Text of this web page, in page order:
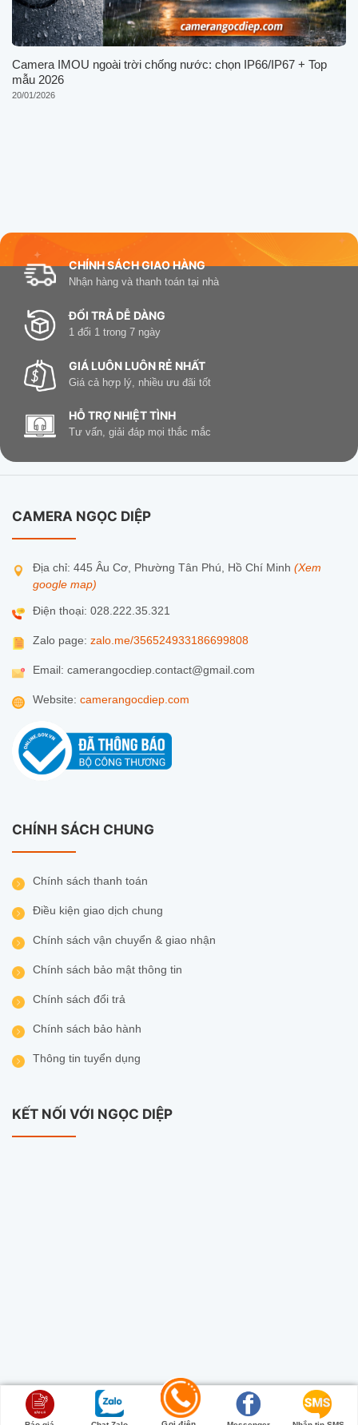
Camera IMOU ngoài trời chống nước: chọn IP66/IP67 + Top
mẫu 2026
20/01/2026
CHÍNH SÁCH GIAO HÀNG
Nhận hàng và thanh toán tại nhà
ĐỔI TRẢ DỄ DÀNG
1 đổi 1 trong 7 ngày
GIÁ LUÔN LUÔN RẺ NHẤT
Giá cả hợp lý, nhiều ưu đãi tốt
HỖ TRỢ NHIỆT TÌNH
Tư vấn, giải đáp mọi thắc mắc
CAMERA NGỌC DIỆP
Địa chỉ: 445 Âu Cơ, Phường Tân Phú, Hồ Chí Minh (Xem
google map)
Điện thoại: 028.222.35.321
Zalo page: zalo.me/356524933186699808
Email: camerangocdiep.contact@gmail.com
Website: camerangocdiep.com
CHÍNH SÁCH CHUNG
Chính sách thanh toán
Điều kiện giao dịch chung
Chính sách vận chuyển & giao nhận
Chính sách bảo mật thông tin
Chính sách đổi trả
Chính sách bảo hành
Thông tin tuyển dụng
KẾT NỐI VỚI NGỌC DIỆP
Copyright 2026 ©Camera Ngọc Diệp